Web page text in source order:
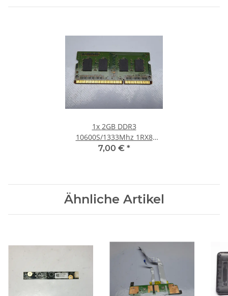
1x 2GB DDR3
10600S/1333Mhz 1RX8
Notebook SO-DIMM RAM
7,00 € *
Ähnliche Artikel